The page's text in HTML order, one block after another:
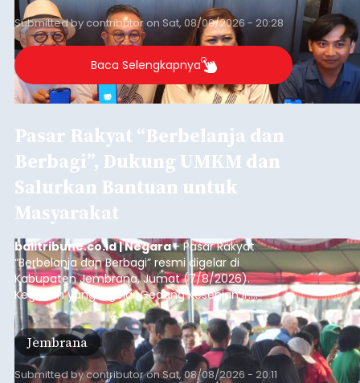
sekolah, salah satunya adalah alumni SMA 1
Denpasar.
Submitted bycontributoronSat, 08/08/2026 - 20:28
Baca Selengkapnya
Pasar Rakyat “Berbelanja dan
Berbagi”, Dukung UMKM dan
Salurkan Bantuan untuk
Masyarakat
balitribune.co.id | Negara- Pasar Rakyat
“Berbelanja dan Berbagi” resmi digelar di
Kabupaten Jembrana, Jumat (7/8/2026).
Kegiatan yang digelar Gedung Kesenian Ir.
Soekarno ini memadukan pemberdayaan
ekonomi masyarakat dengan aksi sosial tersebut
mendapat antusiasme tinggi dan mencatat nilai
transaksi mencapai Rp672.733.200.
Jembrana
Submitted bycontributoronSat, 08/08/2026 - 20:11